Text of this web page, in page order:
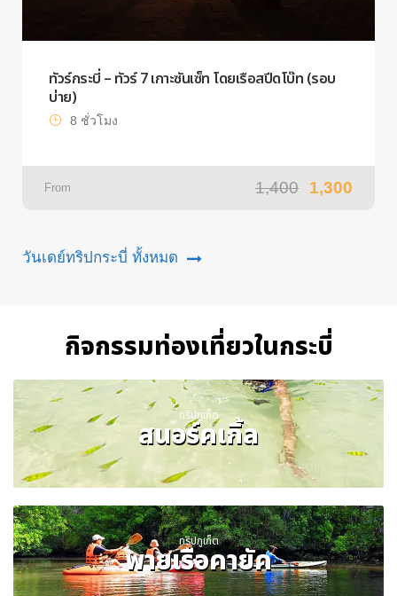
ทัวร์กระบี่ – ทัวร์ 7 เกาะซันเซ็ท โดยเรือสปีดโบ๊ท (รอบ
บ่าย)
8 ชั่วโมง
From 1,400 1,300
วันเดย์ทริปกระบี่ ทั้งหมด
กิจกรรมท่องเที่ยวในกระบี่
ทริปภูเก็ต
สนอร์คเกิ้ล
ทริปภูเก็ต
พายเรือคายัค